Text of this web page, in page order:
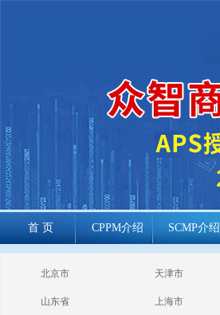
首 页 CPPM介绍 SCMP介绍
cppm报考常见
问题
北京市 天津市
山东省 上海市